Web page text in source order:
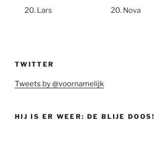
Lars Nova
TWITTER
Tweets by @voornamelijk
HIJ IS ER WEER: DE BLIJE DOOS!